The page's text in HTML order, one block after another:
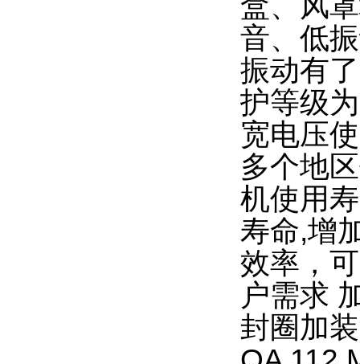
音、低
振动有
护等级
宽电压
多个地
机使用
寿命,增
效率，
户需求
封圈加